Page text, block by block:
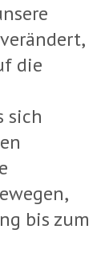
die
sich
bis zum